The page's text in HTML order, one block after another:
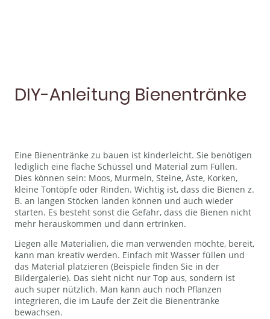
DIY-Anleitung Bienentränke
Eine Bienentränke zu bauen ist kinderleicht. Sie benötigen
lediglich eine flache Schüssel und Material zum Füllen.
Dies können sein: Moos, Murmeln, Steine, Äste, Korken,
kleine Tontöpfe oder Rinden. Wichtig ist, dass die Bienen z.
B. an langen Stöcken landen können und auch wieder
starten. Es besteht sonst die Gefahr, dass die Bienen nicht
mehr herauskommen und dann ertrinken.
Liegen alle Materialien, die man verwenden möchte, bereit,
kann man kreativ werden. Einfach mit Wasser füllen und
das Material platzieren (Beispiele finden Sie in der
Bildergalerie). Das sieht nicht nur Top aus, sondern ist
auch super nützlich. Man kann auch noch Pflanzen
integrieren, die im Laufe der Zeit die Bienentränke
bewachsen.